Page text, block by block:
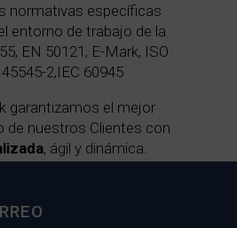
normativas específicas
entorno de trabajo de la
EN 50121, E-Mark, ISO
2,IEC 60945
garantizamos el mejor
de nuestros Clientes con
, ágil y dinámica.